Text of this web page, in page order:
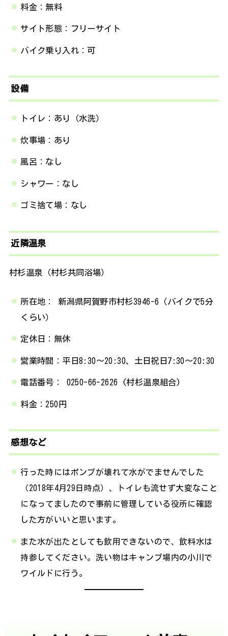
料金：無料
サイト形態：フリーサイト
バイク乗り入れ：可
設備
トイレ：あり（水洗）
炊事場：あり
風呂：なし
シャワー：なし
ゴミ捨て場：なし
近隣温泉
村杉温泉（村杉共同浴場）
所在地： 新潟県阿賀野市村杉3946-6（バイクで5分
くらい）
定休日：無休
営業時間：平日8:30～20:30、土日祝日7:30～20:30
電話番号： 0250-66-2626 (村杉温泉組合)
料金：250円
感想など
行った時にはポンプが壊れて水がでませんでした
（2018年4月29日時点）、トイレも流せず大変なこと
になってましたので事前に管理している役所に確認
した方がいいと思います。
また水が出たとしても飲用できないので、飲料水は
持参してください。洗い物はキャンプ場内の小川で
ワイルドに行う。